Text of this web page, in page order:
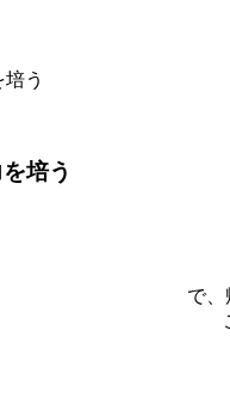
う
培う
で